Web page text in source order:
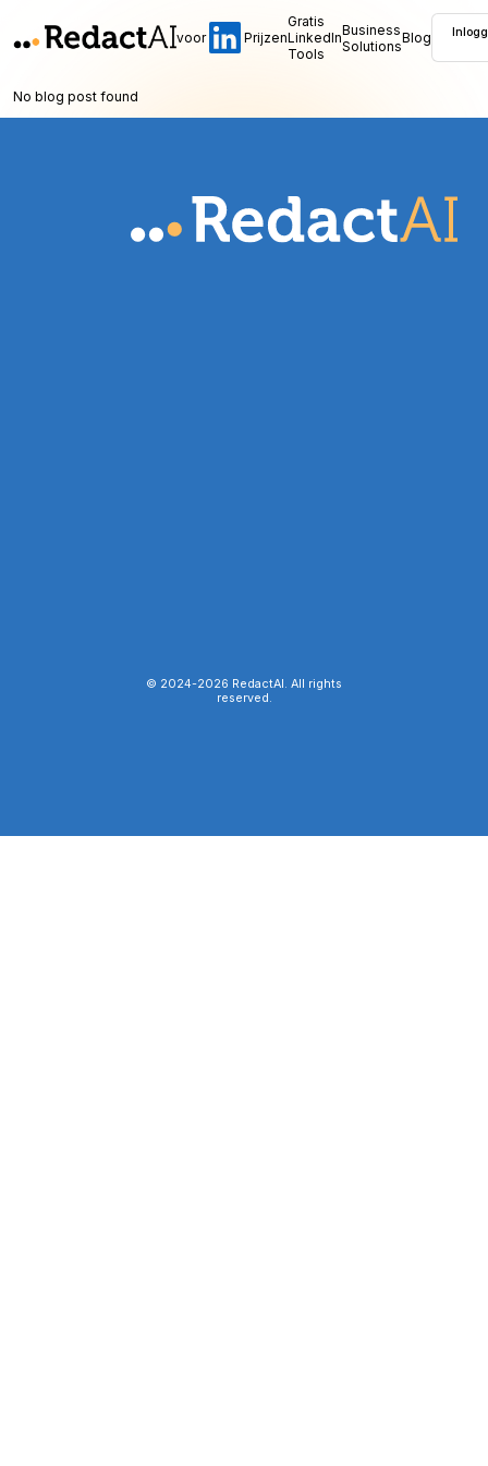
voor Prijzen
Gratis
LinkedIn
Tools
Business
SolutionsBlog
No blog post found
© 2024-2026 RedactAI. All rights
reserved.